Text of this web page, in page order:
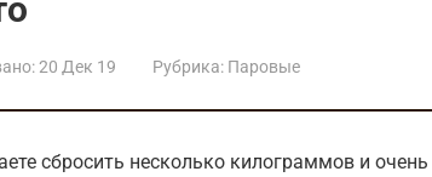
20 Дек 19 Рубрика: Паровые
сбросить несколько килограммов и